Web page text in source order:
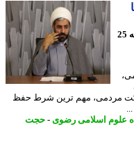
مهم ترین شرط حفظ
اسلامی رضوی-حجت